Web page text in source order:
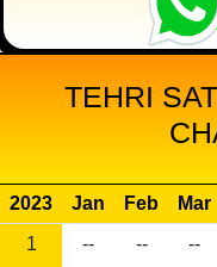
TEHRI
2023 Jan Feb Mar
1
-- -- --